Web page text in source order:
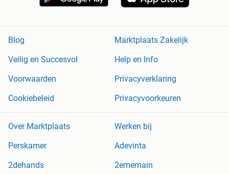
Blog
Marktplaats Zakelijk
Veilig en Succesvol
Help en Info
Voorwaarden
Privacyverklaring
Cookiebeleid
Privacyvoorkeuren
Over Marktplaats
Werken bij
Perskamer
Adevinta
2dehands
2ememain